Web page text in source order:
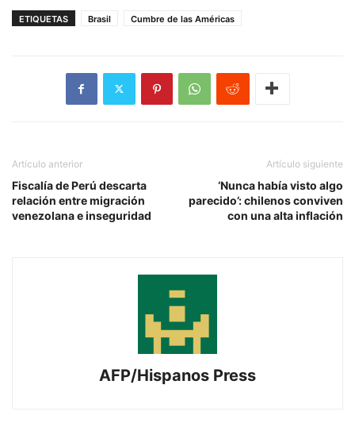
ETIQUETAS Brasil Cumbre de las Américas
Artículo anterior
Fiscalía de Perú descarta
relación entre migración
venezolana e inseguridad
Artículo siguiente
‘Nunca había visto algo
parecido’: chilenos conviven
con una alta inflación
AFP/Hispanos Press